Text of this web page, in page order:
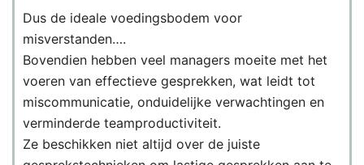
Dus de ideale voedingsbodem voor
misverstanden….
Bovendien hebben veel managers moeite met het
voeren van effectieve gesprekken, wat leidt tot
miscommunicatie, onduidelijke verwachtingen en
verminderde teamproductiviteit.
Ze beschikken niet altijd over de juiste